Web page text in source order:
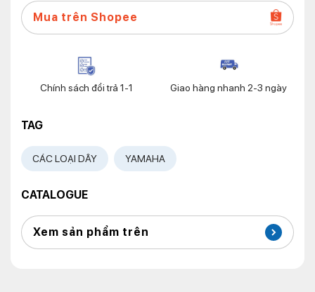
Mua trên Shopee
Chính sách đổi trả 1-1 Giao hàng nhanh 2-3 ngày
TAG
CÁC LOẠI DÂY YAMAHA
CATALOGUE
Xem sản phẩm trên